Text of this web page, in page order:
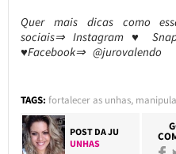
Quer mais dicas como
sociais⇒ Instagram ♥
♥Facebook⇒ @jurovalendo
TAGS: fortalecer as unhas,
POST DAJU
UNHAS